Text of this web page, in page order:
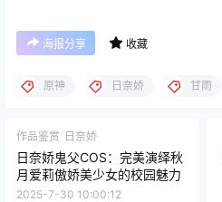
海报分享 收藏
原神 日奈娇 甘雨
作品鉴赏 日奈娇
日奈娇鬼父COS：完美演绎秋
月爱莉傲娇美少女的校园魅力
2025-7-30 10:00:12